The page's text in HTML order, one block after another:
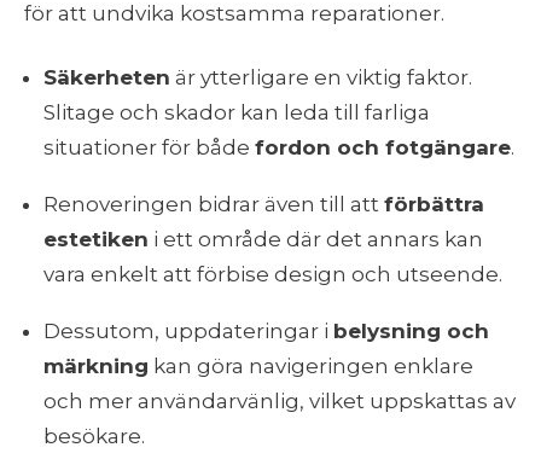
för att undvika kostsamma reparationer.
Säkerheten är ytterligare en viktig faktor.
Slitage och skador kan leda till farliga
situationer för både fordon och fotgängare.
Renoveringen bidrar även till att förbättra
estetiken i ett område där det annars kan
vara enkelt att förbise design och utseende.
Dessutom, uppdateringar i belysning och
märkning kan göra navigeringen enklare
och mer användarvänlig, vilket uppskattas av
besökare.